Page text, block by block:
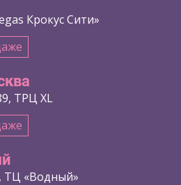
Крокус Сити»
ТРЦ XL
ТЦ «Водный»